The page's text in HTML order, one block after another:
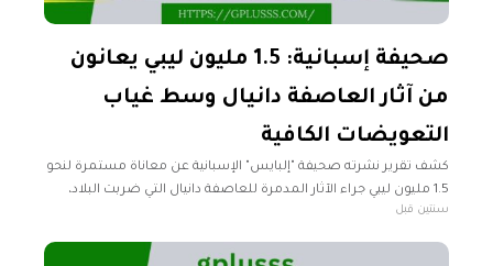
صحيفة إسبانية: 1.5 مليون ليبي يعانون
من آثار العاصفة دانيال وسط غياب
التعويضات الكافية
كشف تقرير نشرته صحيفة "إلبايس" الإسبانية عن معاناة مستمرة لنحو
1.5 مليون ليبي جراء الآثار المدمرة للعاصفة دانيال التي ضربت البلاد،
مشيرة إلى أن الضحايا لم يتلقوا سوى تعويضات ضئيلة
سنتين قبل